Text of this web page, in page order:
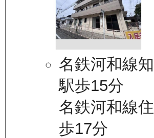
名鉄河和線
駅歩15分
名鉄河和線
歩17分